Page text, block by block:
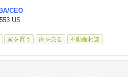
いること。
提案をすることが、
も大歓迎です。
CEO
US
家を買う 家を売る 不動産相談